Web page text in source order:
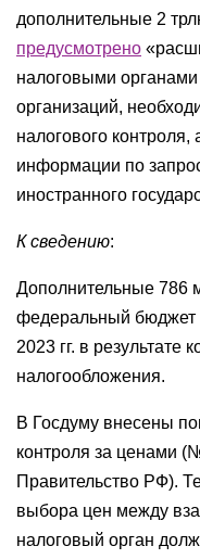
дополнительные 2
предусмотрено
налоговыми
организаций,
налогового
информации по
иностранного
К сведению:
Дополнительные 786
федеральный бюджет
2023 гг. в результате
налогообложения.
В Госдуму внесены
контроля за ценами
Правительство РФ).
выбора цен между
налоговый орган